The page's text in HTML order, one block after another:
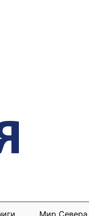
Мир Севера